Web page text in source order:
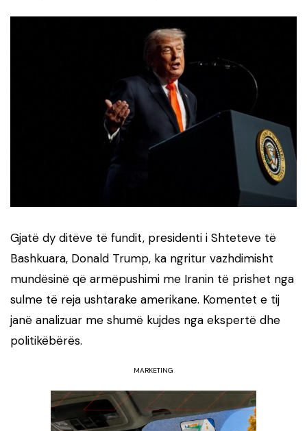
Gjatë dy ditëve të fundit, presidenti i Shteteve të
Bashkuara, Donald Trump, ka ngritur vazhdimisht
mundësinë që armëpushimi me Iranin të prishet nga
sulme të reja ushtarake amerikane. Komentet e tij
janë analizuar me shumë kujdes nga ekspertë dhe
politikëbërës.
MARKETING